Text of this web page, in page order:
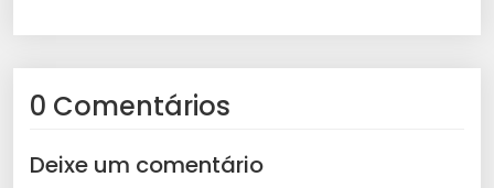
0 Comentários
Deixe um comentário